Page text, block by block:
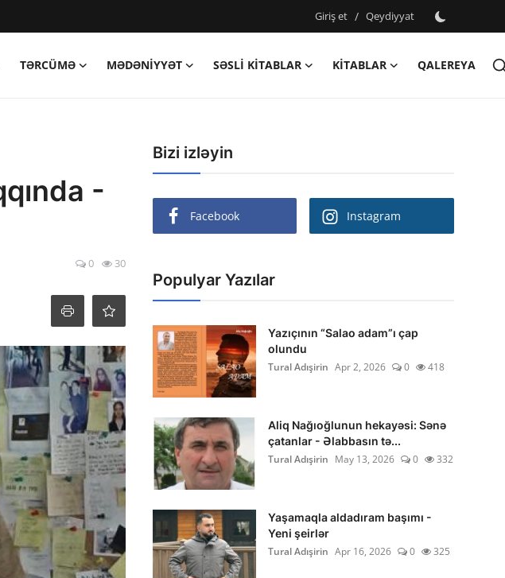
Giriş et / Qeydiyyat
TƏRCÜMƏ MƏDƏNIYYƏT SƏSLI KITABLAR KITABLAR
QALEREYA
-
0 30
Bizi izləyin
Facebook Instagram
Populyar Yazılar
Yazıçının “Salao adam”ı çap
olundu
Tural Adışirin Apr 2, 2026 0 418
Aliq Nağıoğlunun hekayəsi: Sənə
çatanlar - Əlabbasın tə...
Tural Adışirin May 13, 2026 0 332
Yaşamaqla aldadıram başımı -
Yeni şeirlər
Tural Adışirin Apr 16, 2026 0 325